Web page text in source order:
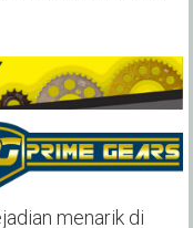
menarik di